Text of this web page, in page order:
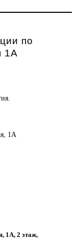
по
1А
1А
1А, 2 этаж,